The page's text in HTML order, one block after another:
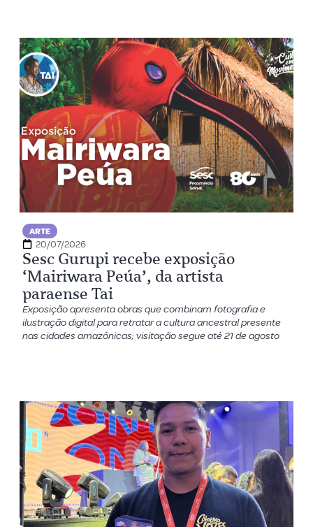
ARTE
20/07/2026
Sesc Gurupi recebe exposição
‘Mairiwara Peúa’, da artista
paraense Tai
Exposição apresenta obras que combinam fotografia e
ilustração digital para retratar a cultura ancestral presente
nas cidades amazônicas; visitação segue até 21 de agosto